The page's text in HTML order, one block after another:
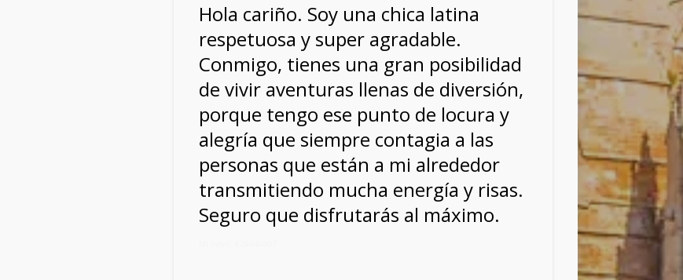
Hola cariño. Soy una chica latina
respetuosa y super agradable.
Conmigo, tienes una gran posibilidad
de vivir aventuras llenas de diversión,
porque tengo ese punto de locura y
alegría que siempre contagia a las
personas que están a mi alrededor
transmitiendo mucha energía y risas.
Seguro que disfrutarás al máximo.